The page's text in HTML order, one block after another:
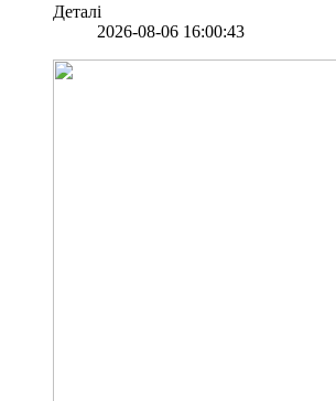
Деталі
2026-08-06 16:00:43